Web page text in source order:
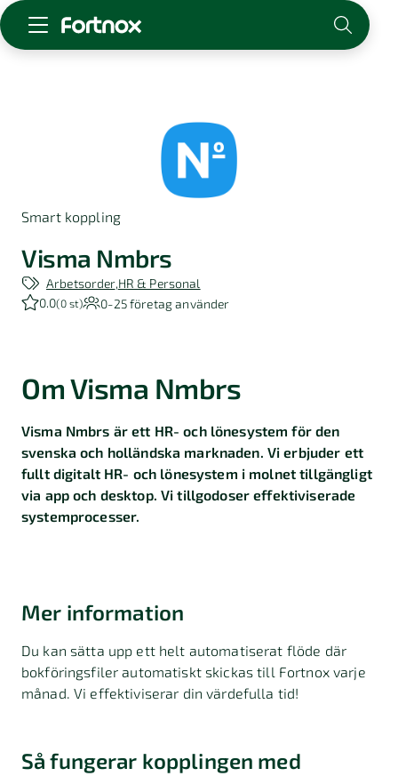
För redovisningsbyrån
Kunskap & inspiration
Logga in
Om Fortnox
Karriär
Kontakt
Smart koppling
Visma Nmbrs
Arbetsorder HR & Personal
0.0(0 st) 0-25företag använder
Om Visma Nmbrs
Visma Nmbrs är ett HR- och lönesystem för den
svenska och holländska marknaden. Vi erbjuder ett
fullt digitalt HR- och lönesystem i molnet tillgängligt
via app och desktop. Vi tillgodoser effektiviserade
systemprocesser.
Mer information
Du kan sätta upp ett helt automatiserat flöde där
bokföringsfiler automatiskt skickas till Fortnox varje
månad. Vi effektiviserar din värdefulla tid!
Så fungerar kopplingen med